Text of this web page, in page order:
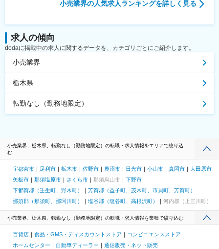
小売業界の人気求人ランキングを詳しく見る
求人の傾向
dodaに掲載中の求人に関するデータを、カテゴリごとにご紹介します。
小売業界
栃木県
転勤なし（勤務地限定）
小売業界、栃木県、転勤なし（勤務地限定）の転職・求人情報をエリアで絞り込
む
宇都宮市 足利市 栃木市 佐野市 鹿沼市 日光市 小山市 真岡市
大田原市
矢板市
那須塩原市 さくら市 那須烏山市
下野市
下都賀郡（壬生町、野木町）
芳賀郡（益子町、茂木町、市貝町、芳賀町）
那須郡（那須町、那珂川町）
塩谷郡（塩谷町、高根沢町） 河内郡（上三川町）
小売業界、栃木県、転勤なし（勤務地限定）の転職・求人情報を業種で絞り込む
百貨店 食品・GMS・ディスカウントストア
コンビニエンスストア
ホームセンター
自動車ディーラー
通信販売・ネット販売